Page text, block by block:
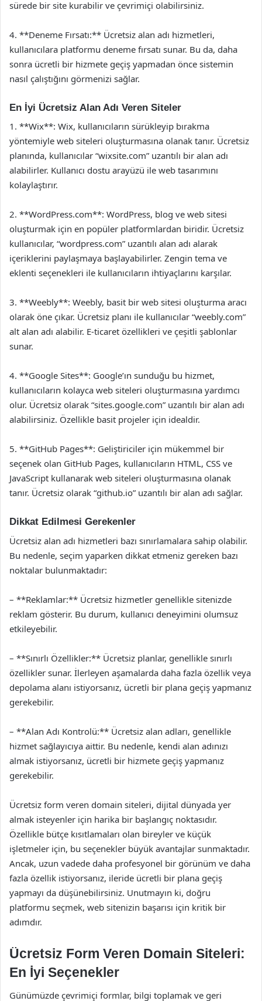
sürede bir site kurabilir ve çevrimiçi olabilirsiniz.
4. **Deneme Fırsatı:** Ücretsiz alan adı hizmetleri,
kullanıcılara platformu deneme fırsatı sunar. Bu da, daha
sonra ücretli bir hizmete geçiş yapmadan önce sistemin
nasıl çalıştığını görmenizi sağlar.
En İyi Ücretsiz Alan Adı Veren Siteler
1. **Wix**: Wix, kullanıcıların sürükleyip bırakma
yöntemiyle web siteleri oluşturmasına olanak tanır. Ücretsiz
planında, kullanıcılar “wixsite.com” uzantılı bir alan adı
alabilirler. Kullanıcı dostu arayüzü ile web tasarımını
kolaylaştırır.
2. **WordPress.com**: WordPress, blog ve web sitesi
oluşturmak için en popüler platformlardan biridir. Ücretsiz
kullanıcılar, “wordpress.com” uzantılı alan adı alarak
içeriklerini paylaşmaya başlayabilirler. Zengin tema ve
eklenti seçenekleri ile kullanıcıların ihtiyaçlarını karşılar.
3. **Weebly**: Weebly, basit bir web sitesi oluşturma aracı
olarak öne çıkar. Ücretsiz planı ile kullanıcılar “weebly.com”
alt alan adı alabilir. E-ticaret özellikleri ve çeşitli şablonlar
sunar.
4. **Google Sites**: Google’ın sunduğu bu hizmet,
kullanıcıların kolayca web siteleri oluşturmasına yardımcı
olur. Ücretsiz olarak “sites.google.com” uzantılı bir alan adı
alabilirsiniz. Özellikle basit projeler için idealdir.
5. **GitHub Pages**: Geliştiriciler için mükemmel bir
seçenek olan GitHub Pages, kullanıcıların HTML, CSS ve
JavaScript kullanarak web siteleri oluşturmasına olanak
tanır. Ücretsiz olarak “github.io” uzantılı bir alan adı sağlar.
Dikkat Edilmesi Gerekenler
Ücretsiz alan adı hizmetleri bazı sınırlamalara sahip olabilir.
Bu nedenle, seçim yaparken dikkat etmeniz gereken bazı
noktalar bulunmaktadır:
– **Reklamlar:** Ücretsiz hizmetler genellikle sitenizde
reklam gösterir. Bu durum, kullanıcı deneyimini olumsuz
etkileyebilir.
– **Sınırlı Özellikler:** Ücretsiz planlar, genellikle sınırlı
özellikler sunar. İlerleyen aşamalarda daha fazla özellik veya
depolama alanı istiyorsanız, ücretli bir plana geçiş yapmanız
gerekebilir.
– **Alan Adı Kontrolü:** Ücretsiz alan adları, genellikle
hizmet sağlayıcıya aittir. Bu nedenle, kendi alan adınızı
almak istiyorsanız, ücretli bir hizmete geçiş yapmanız
gerekebilir.
Ücretsiz form veren domain siteleri, dijital dünyada yer
almak isteyenler için harika bir başlangıç noktasıdır.
Özellikle bütçe kısıtlamaları olan bireyler ve küçük
işletmeler için, bu seçenekler büyük avantajlar sunmaktadır.
Ancak, uzun vadede daha profesyonel bir görünüm ve daha
fazla özellik istiyorsanız, ileride ücretli bir plana geçiş
yapmayı da düşünebilirsiniz. Unutmayın ki, doğru
platformu seçmek, web sitenizin başarısı için kritik bir
adımdır.
Ücretsiz Form Veren Domain Siteleri:
En İyi Seçenekler
Günümüzde çevrimiçi formlar, bilgi toplamak ve geri